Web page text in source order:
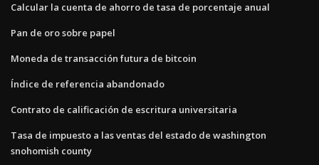
Calcular la cuenta de ahorro de tasa de porcentaje anual
Pan de oro sobre papel
Moneda de transacción futura de bitcoin
Índice de referencia abandonado
Contrato de calificación de escritura universitaria
Tasa de impuesto a las ventas del estado de washington
snohomish county